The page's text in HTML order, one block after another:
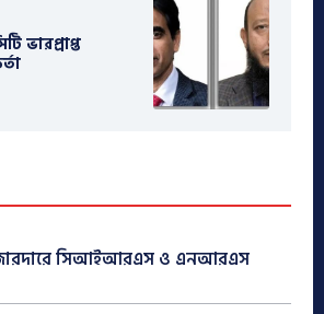
ভারপ্রাপ্ত
জোরদারে সিআইআরএস ও এনআরএস